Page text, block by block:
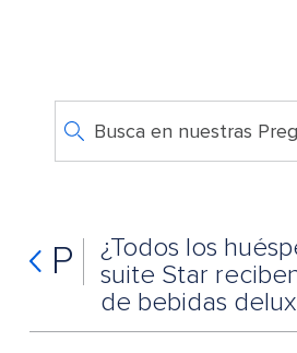
P
¿Todos los
suite Star
de bebidas